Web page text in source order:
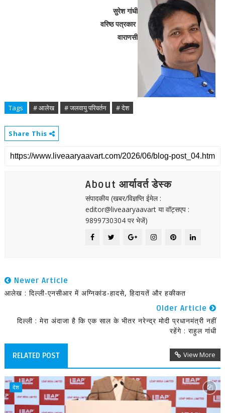
सुरेश गांधी
वरिष्ठ पत्रकार
वाराणसी
Tags # आलेख # जलवायु परिवर्तन # देश
Share This
About आर्यावर्त डेस्क
संपादकीय (खबर/विज्ञप्ति ईमेल :
editor@liveaaryaavart या वॉट्सएप :
9899730304 पर भेजें)
Newer Article
आलेख : दिल्ली-एनसीआर में अग्निकांड-हादसे, हिदायतें और हकीकत
Older Article
दिल्ली : मेरा अंदाजा है कि एक साल के भीतर नरेन्द्र मोदी प्रधानमंत्री नहीं
रहेंगे : राहुल गांधी
RELATED POST View More
देश